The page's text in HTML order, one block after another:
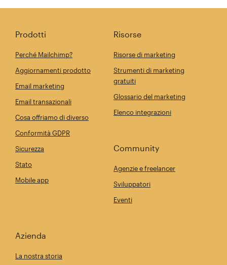
Prodotti
Perché Mailchimp?
Aggiornamenti prodotto
Email marketing
Email transazionali
Cosa offriamo di diverso
Conformità GDPR
Sicurezza
Stato
Mobile app
Risorse
Risorse di marketing
Strumenti di marketing
gratuiti
Glossario del marketing
Elenco integrazioni
Community
Agenzie e freelancer
Sviluppatori
Eventi
Azienda
La nostra storia